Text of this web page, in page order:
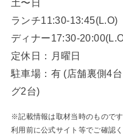
土〜日
ランチ11:30-13:45(L.O)
ディナー17:30-
定休日：月曜日
駐車場：有 (店舗裏側4
グ2台)
※記載情報は取材当時のもので
利用前に公式サイト等でご確認く